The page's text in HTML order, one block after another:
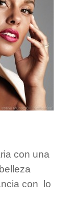
con una
con lo